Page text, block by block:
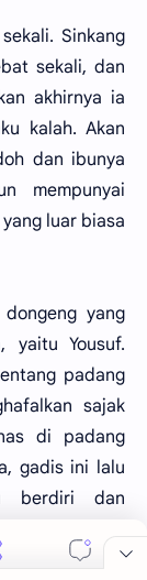
Sinkang
sekali, dan
akhirnya ia
kalah. Akan
dan ibunya
mempunyai
luar biasa
yang
yaitu Yousuf.
padang
sajak
di padang
gadis ini lalu
berdiri dan
kini menyala